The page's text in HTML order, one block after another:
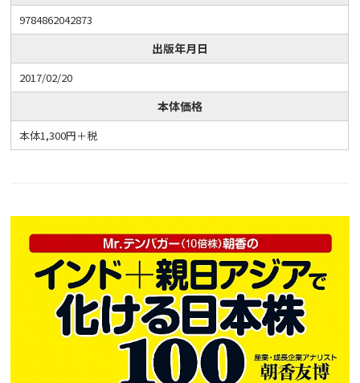
9784862042873
出版年月日
2017/02/20
本体価格
本体1,300円＋税